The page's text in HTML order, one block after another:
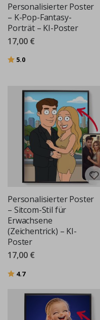
Personalisierter Poster
– K-Pop-Fantasy-
Porträt – KI-Poster
17,00 €
Bewertung:
5.0
Personalisierter Poster
– Sitcom-Stil für
Erwachsene
(Zeichentrick) – KI-
Poster
17,00 €
Bewertung:
4.7von 5 Sternen